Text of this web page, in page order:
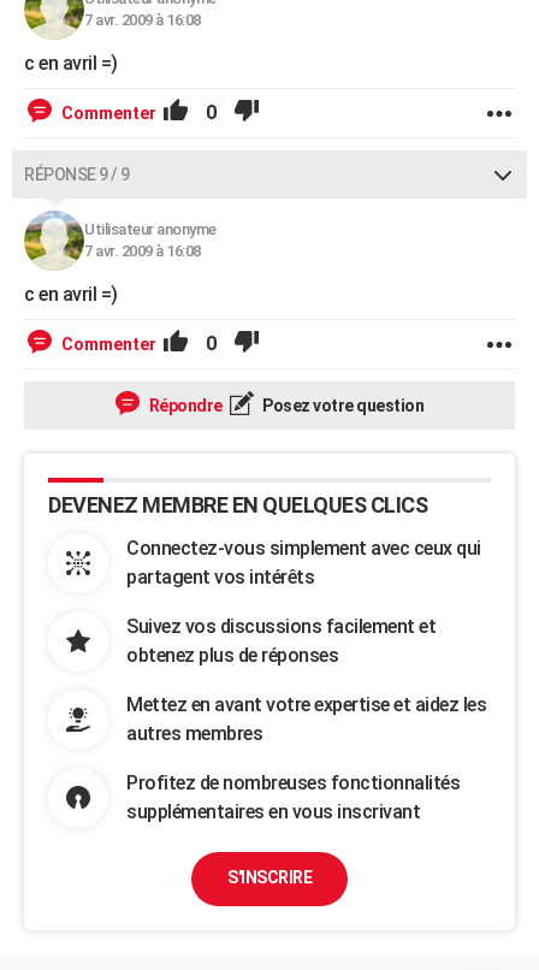
7 avr. 2009 à 16:08
c en avril =)
Commenter 0
RÉPONSE 9 / 9
Utilisateur anonyme
7 avr. 2009 à 16:08
c en avril =)
Commenter 0
Répondre Posez votre question
DEVENEZ MEMBRE EN QUELQUES CLICS
Connectez-vous simplement avec ceux qui
partagent vos intérêts
Suivez vos discussions facilement et
obtenez plus de réponses
Mettez en avant votre expertise et aidez les
autres membres
Profitez de nombreuses fonctionnalités
supplémentaires en vous inscrivant
S'INSCRIRE